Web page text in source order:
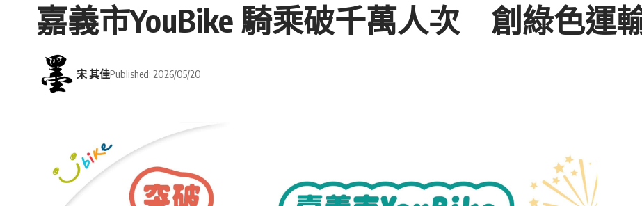
嘉義市YouBike 騎乘破千萬人次 創綠色運
宋 其佳Published: 2026/05/20